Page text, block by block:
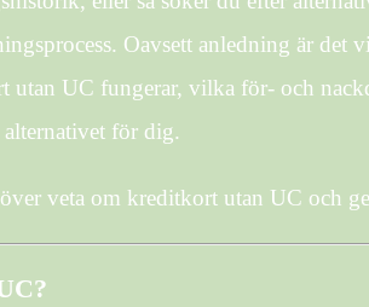
Oavsett anledning är det
utan UC fungerar, vilka för- och
för dig.
veta om kreditkort utan UC och